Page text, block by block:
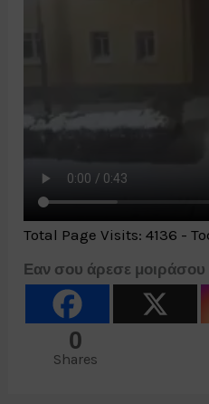
Total Page Visits: 4136 -
Εαν σου άρεσε μοιράσου
0
Shares